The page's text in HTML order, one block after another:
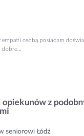
empatii osobą.posiadam
opiekunów z
seniorowi Łódź